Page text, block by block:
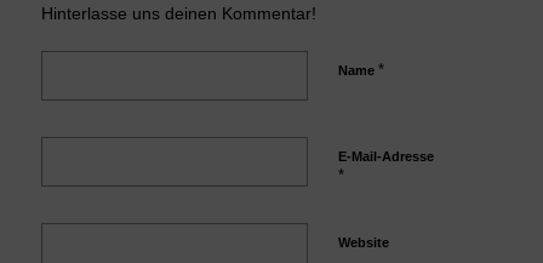
Hinterlasse uns deinen Kommentar!
Name *
E-Mail-Adresse
*
Website